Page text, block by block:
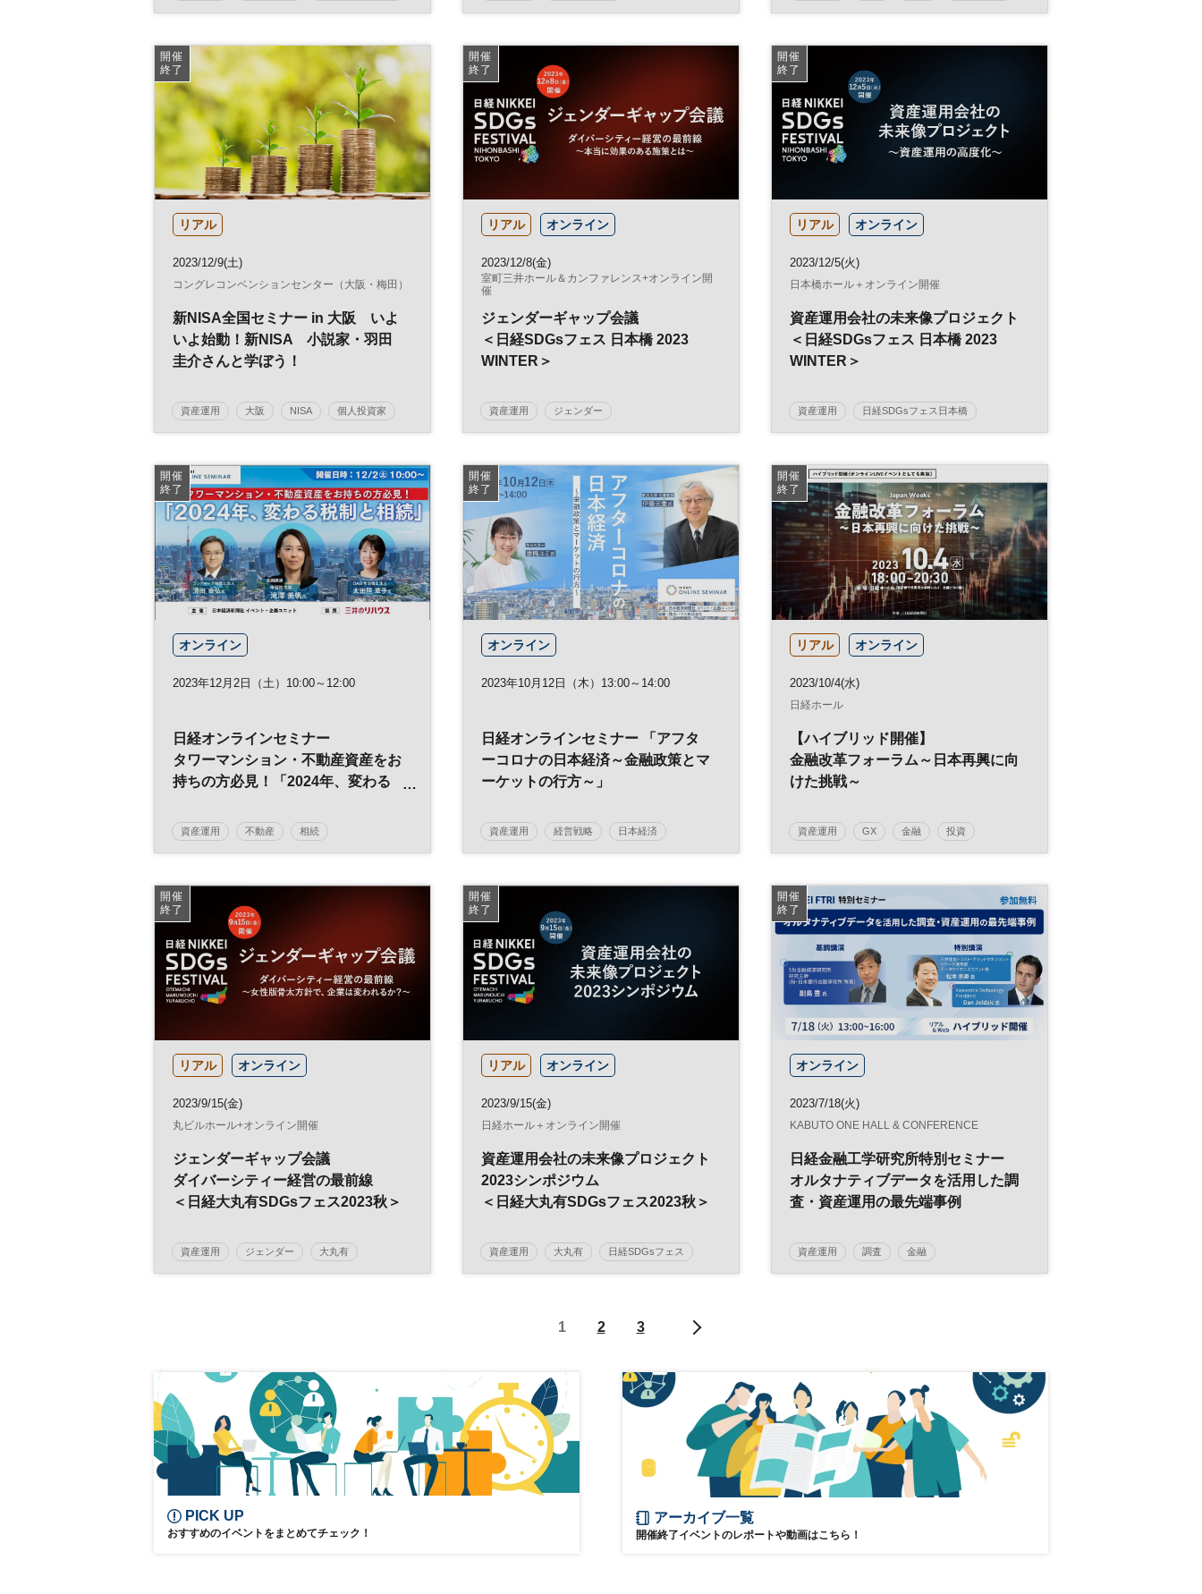
統合報告書
IR
人生100年
土日祝開催
開催
終了
リアル
2023/12/9(土)
コングレコンベンションセンター（大阪・梅田）
新NISA全国セミナー in 大阪 いよ
いよ始動！新NISA 小説家・羽田
圭介さんと学ぼう！
資産運用 大阪 NISA 個人投資家
人生100年
開催
終了
リアル オンライン
2023/12/8(金)
室町三井ホール＆カンファレンス+オンライン開
催
ジェンダーギャップ会議
＜日経SDGsフェス 日本橋 2023
WINTER＞
資産運用 ジェンダー
日本橋
開催
終了
リアル オンライン
2023/12/5(火)
日本橋ホール＋オンライン開催
資産運用会社の未来像プロジェクト
＜日経SDGsフェス 日本橋 2023
WINTER＞
資産運用 日経SDGsフェス日本橋
SDGs 参加無料
開催
終了
オンライン
2023年12月2日（土）10:00～12:00
日経オンラインセミナー
タワーマンション・不動産資産をお
持ちの方必見！「2024年、変わる
資産運用 不動産 相続
開催
終了
オンライン
2023年10月12日（木）13:00～14:00
日経オンラインセミナー 「アフタ
ーコロナの日本経済～金融政策とマ
ーケットの行方～」
資産運用 経営戦略 日本経済
開催
終了
リアル オンライン
2023/10/4(水)
日経ホール
【ハイブリッド開催】
金融改革フォーラム～日本再興に向
けた挑戦～
資産運用 GX 金融 投資
開催
終了
リアル オンライン
2023/9/15(金)
丸ビルホール+オンライン開催
ジェンダーギャップ会議
ダイバーシティー経営の最前線
＜日経大丸有SDGsフェス2023秋＞
資産運用 ジェンダー 大丸有
開催
終了
リアル オンライン
2023/9/15(金)
日経ホール＋オンライン開催
資産運用会社の未来像プロジェクト
2023シンポジウム
＜日経大丸有SDGsフェス2023秋＞
資産運用 大丸有 日経SDGsフェス
開催
終了
オンライン
2023/7/18(火)
KABUTO ONE HALL & CONFERENCE
日経金融工学研究所特別セミナー
オルタナティブデータを活用した調
査・資産運用の最先端事例
資産運用 調査 金融
1 2 3
PICK UP
おすすめのイベントをまとめてチェック！
アーカイブ一覧
開催終了イベントのレポートや動画はこちら！